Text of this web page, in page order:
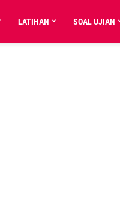
LATIHAN SOAL UJIAN